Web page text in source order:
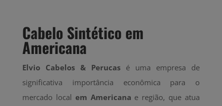
Cabelo Sintético em
Americana
Elvio Cabelos & Perucas é uma empresa de
significativa importância econômica para o
mercado local em Americana e região, que atua